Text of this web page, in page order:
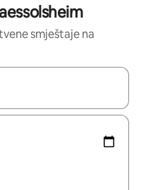
smještaje na
ćete ih pregledati